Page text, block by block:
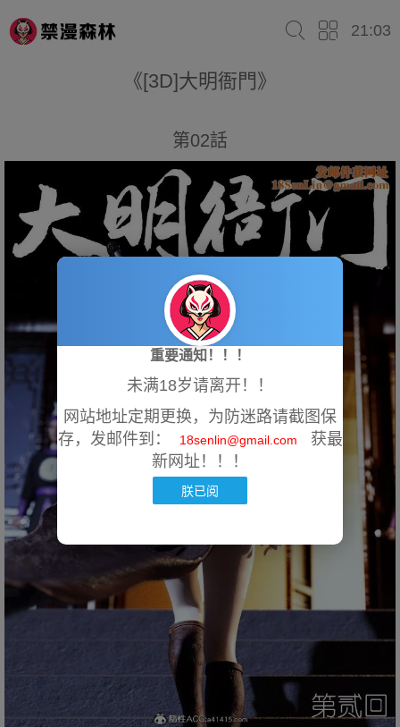
21:03
《[3D]大明衙門》
第02話
重要通知！！！
未满18岁请离开！！
网站地址定期更换，为防迷路请截图保
存，发邮件到：
18senlin@gmail.com
获最
新网址！！！
朕已阅